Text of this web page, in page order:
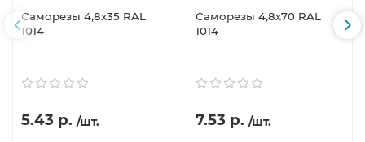
Саморезы 4,8х35 RAL
1014
5.43 р. /шт.
Саморезы 4,8х70 RAL
1014
7.53 р. /шт.